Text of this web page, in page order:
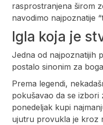
rasprostranjena širom
navodimo najpoznatije
Igla koja je
Jedna od najpoznatijih
postalo sinonim za
Prema legendi,
pokušavao da se izbori
ponedeljak kupi
ujutru provukla je kroz